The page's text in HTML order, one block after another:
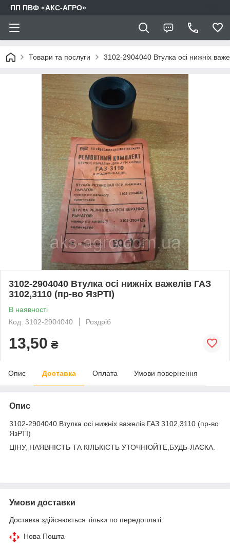
ПП ПВФ «АКС-АГРО»
Товари та послуги 3102-2904040 Втулка осі нижніх
3102-2904040 Втулка осі нижніх важелів ГАЗ
3102,3110 (пр-во ЯзРТІ)
В наявності
Код: 3102-2904040
Роздріб
13,50 ₴
Опис Доставка Оплата Умови повернення
Опис
3102-2904040 Втулка осі нижніх важелів ГАЗ 3102,3110 (пр-во
ЯзРТІ)
ЦІНУ, НАЯВНІСТЬ ТА КІЛЬКІСТЬ УТОЧНЮЙТЕ,БУДЬ-ЛАСКА.
Умови доставки
Доставка здійснюється тільки по передоплаті.
Нова Пошта